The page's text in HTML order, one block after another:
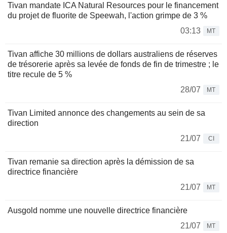
Tivan mandate ICA Natural Resources pour le financement
du projet de fluorite de Speewah, l'action grimpe de 3 %
03:13
MT
Tivan affiche 30 millions de dollars australiens de réserves
de trésorerie après sa levée de fonds de fin de trimestre ; le
titre recule de 5 %
28/07
MT
Tivan Limited annonce des changements au sein de sa
direction
21/07
CI
Tivan remanie sa direction après la démission de sa
directrice financière
21/07
MT
Ausgold nomme une nouvelle directrice financière
21/07
MT